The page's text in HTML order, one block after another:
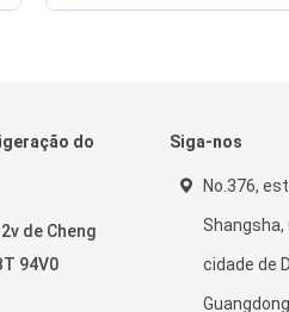
do
de Cheng
94V0
Siga-nos
No.376,
Shangsha,
cidade de